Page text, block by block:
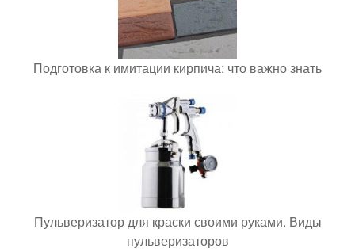
Подготовка к имитации кирпича: что важно знать
Пульверизатор для краски своими руками. Виды
пульверизаторов